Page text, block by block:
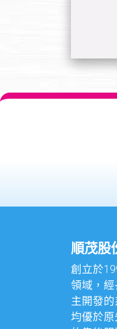
順茂股
創立於
領域，
主開發
均優於